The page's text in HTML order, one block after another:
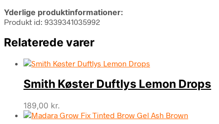
Yderlige produktinformationer:
Produkt id: 9339341035992
Relaterede varer
Smith Køster Duftlys Lemon Drops
189,00 kr.